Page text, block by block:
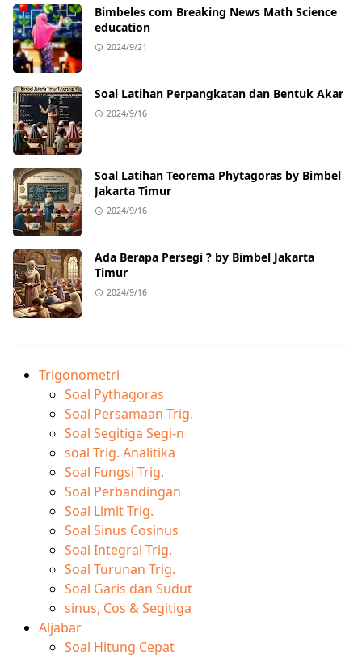
Bimbeles com Breaking News Math Science
education
2024/9/21
Soal Latihan Perpangkatan dan Bentuk Akar
2024/9/16
Soal Latihan Teorema Phytagoras by Bimbel
Jakarta Timur
2024/9/16
Ada Berapa Persegi ? by Bimbel Jakarta
Timur
2024/9/16
Trigonometri
Soal Pythagoras
Soal Persamaan Trig.
Soal Segitiga Segi-n
soal Trig. Analitika
Soal Fungsi Trig.
Soal Perbandingan
Soal Limit Trig.
Soal Sinus Cosinus
Soal Integral Trig.
Soal Turunan Trig.
Soal Garis dan Sudut
sinus, Cos & Segitiga
Aljabar
Soal Hitung Cepat